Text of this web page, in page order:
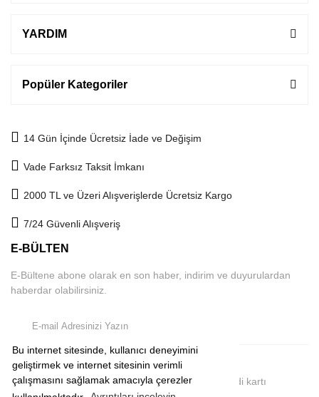
Bu internet sitesinde, kullanıcı deneyimini
geliştirmek ve internet sitesinin verimli
çalışmasını sağlamak amacıyla çerezler
YARDIM
Popüler Kategoriler
14 Gün İçinde Ücretsiz İade ve Değişim
Vade Farksız Taksit İmkanı
2000 TL ve Üzeri Alışverişlerde Ücretsiz Kargo
7/24 Güvenli Alışveriş
E-BÜLTEN
E-Bültene abone olarak en son haber, indirim ve duyurulardan
haberdar olabilirsiniz.
2019 © comeup.com.tr | Tüm Hakları Saklıdır. Kredi kartı